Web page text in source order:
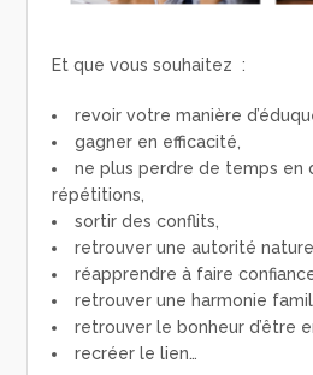
Et que vous souhaitez :
revoir votre manière
gagner en efficacité,
ne plus perdre de temps en
répétitions,
sortir des conflits,
retrouver une autorité
réapprendre à faire
retrouver une harmonie
retrouver le bonheur d’être
recréer le lien…